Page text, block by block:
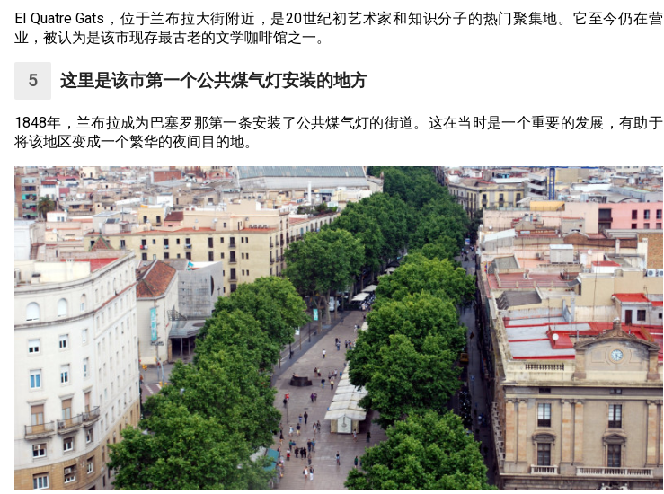
El Quatre Gats，位于兰布拉大街附近，是20世纪初艺术家和知识分子的热门聚集地。它至今仍在营
业，被认为是该市现存最古老的文学咖啡馆之一。
这里是该市第一个公共煤气灯安装的地方
1848年，兰布拉成为巴塞罗那第一条安装了公共煤气灯的街道。这在当时是一个重要的发展，有助于
将该地区变成一个繁华的夜间目的地。